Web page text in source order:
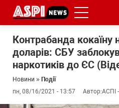
Контрабанда кокаїну
доларів: СБУ
наркотиків до ЄС
Новини » Події
пн, 08/16/2021 - 13:57
Автор:АСПІ